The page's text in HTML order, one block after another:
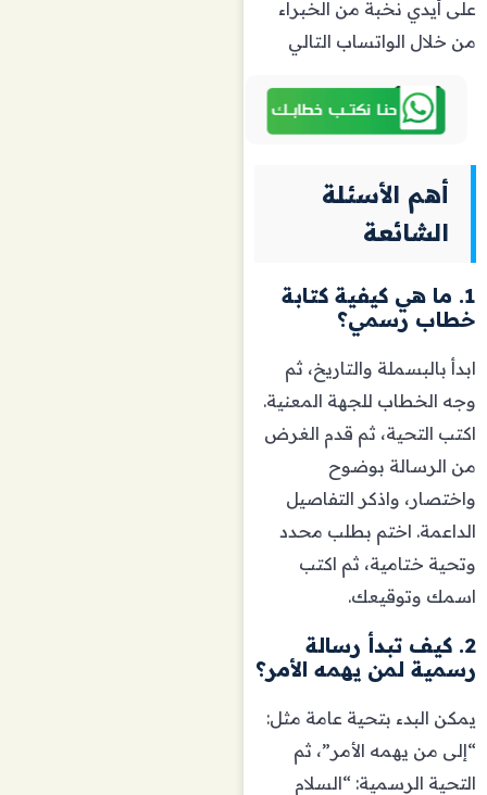
على أيدي نخبة من الخبراء
من خلال الواتساب التالي
أهم الأسئلة
الشائعة
1. ما هي كيفية كتابة
خطاب رسمي؟
ابدأ بالبسملة والتاريخ، ثم
وجه الخطاب للجهة المعنية.
اكتب التحية، ثم قدم الغرض
من الرسالة بوضوح
واختصار، واذكر التفاصيل
الداعمة. اختم بطلب محدد
وتحية ختامية، ثم اكتب
اسمك وتوقيعك.
2. كيف تبدأ رسالة
رسمية لمن يهمه الأمر؟
يمكن البدء بتحية عامة مثل:
“إلى من يهمه الأمر”، ثم
التحية الرسمية: “السلام